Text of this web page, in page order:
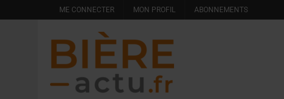
ME CONNECTER MON PROFIL ABONNEMENTS